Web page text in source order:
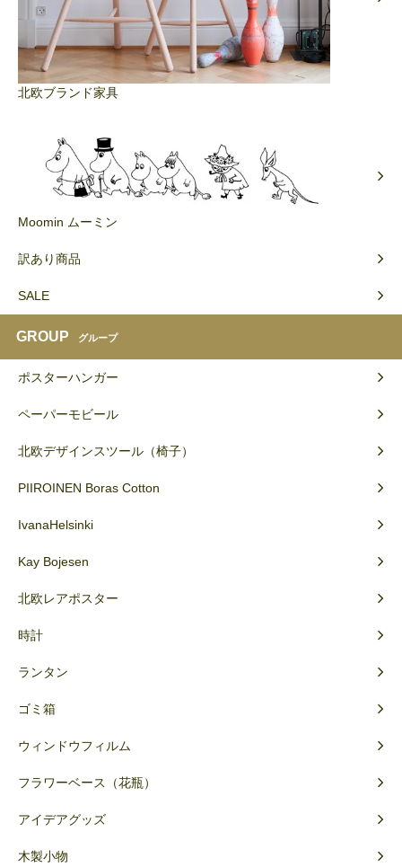
北欧ブランド家具
Moomin ムーミン
訳あり商品
SALE
GROUP グループ
ポスターハンガー
ペーパーモビール
北欧デザインスツール（椅子）
PIIROINEN Boras Cotton
IvanaHelsinki
Kay Bojesen
北欧レアポスター
時計
ランタン
ゴミ箱
ウィンドウフィルム
フラワーベース（花瓶）
アイデアグッズ
木製小物